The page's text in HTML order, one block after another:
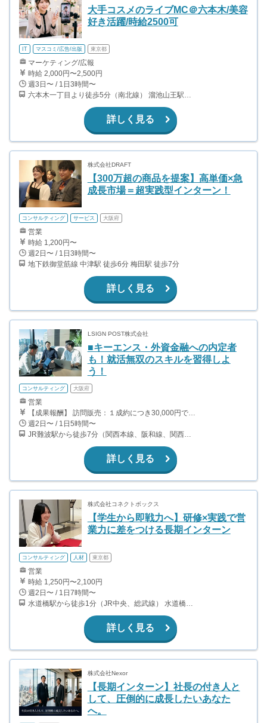
大手コスメのライブMC＠六本木/美容
好き活躍/時給2500可
IT マスコミ/広告/出版 東京都
マーケティング/広報
時給 2,000円〜2,500円
週3日〜 / 1日3時間〜
六本木一丁目より徒歩5分（南北線） 溜池山王駅より徒歩10分（銀座線） 六本木駅より徒歩12分（日比谷線）
詳しく見る
株式会社DRAFT
【300万超の商品を提案】高単価×急
成長市場＝超実践型インターン！
コンサルティング サービス 大阪府
営業
時給 1,200円〜
週2日〜 / 1日3時間〜
地下鉄御堂筋線 中津駅 徒歩6分 梅田駅 徒歩7分
詳しく見る
LSIGN POST株式会社
■キーエンス・外資金融への内定者
も！就活無双のスキルを習得しよ
う！
コンサルティング 大阪府
営業
【成果報酬】 訪問販売：１成約につき30,000円です。 例えば、光インターネットの成約であれば、平均的に2.5日で1件の契約が見込めます。（12,000円/1日6時間稼働） ＜月収例＞月に100万以上稼ぐ方もいます！ ・月5件成約：150,000円 ・月15件成約：450,000円 ・月30成約：900,000円➕マネジメントインセンティブ300,000円 合計1,200,000円 時給換算で2,000円程度が、平均的なインターン生の報酬となっています。
週2日〜 / 1日5時間〜
JR難波駅から徒歩7分（関西本線、阪和線、関西空港線） 大阪難波駅から徒歩13分（近鉄奈良線、阪神なんば線） 桜川駅から徒歩4分（大阪メトロ千日前線、阪神なんば線）
詳しく見る
株式会社コネクトボックス
【学生から即戦力へ】研修×実践で営
業力に差をつける長期インターン
コンサルティング 人材 東京都
営業
時給 1,250円〜2,100円
週2日〜 / 1日7時間〜
水道橋駅から徒歩1分（JR中央、総武線） 水道橋駅から徒歩6分（都営三田線）
詳しく見る
株式会社Nexor
【長期インターン】社長の付き人と
して、圧倒的に成長したいあなた
へ。